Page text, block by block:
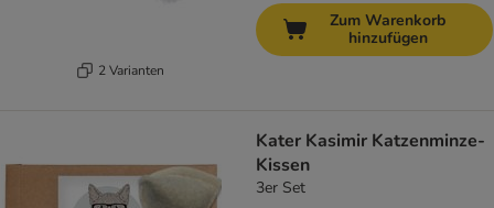
2 Varianten
Zum Warenkorb
hinzufügen
Kater Kasimir Katzenminze-
Kissen
3er Set